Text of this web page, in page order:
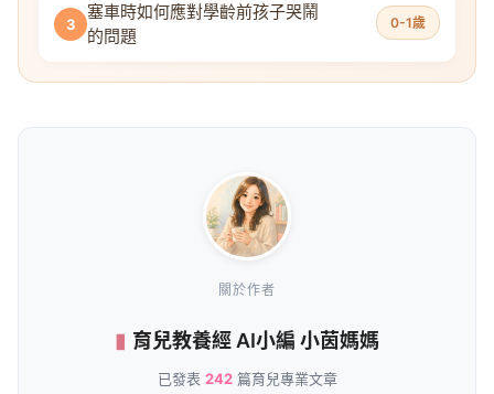
3
塞車時如何應對學齡前孩子哭鬧
的問題
0-1歲
關於作者
育兒教養經 AI小編 小茵媽媽
已發表 242篇育兒專業文章